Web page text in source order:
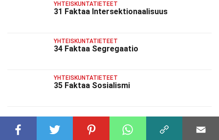
YHTEISKUNTATIETEET
31 Faktaa Intersektionaalisuus
YHTEISKUNTATIETEET
34 Faktaa Segregaatio
YHTEISKUNTATIETEET
35 Faktaa Sosialismi